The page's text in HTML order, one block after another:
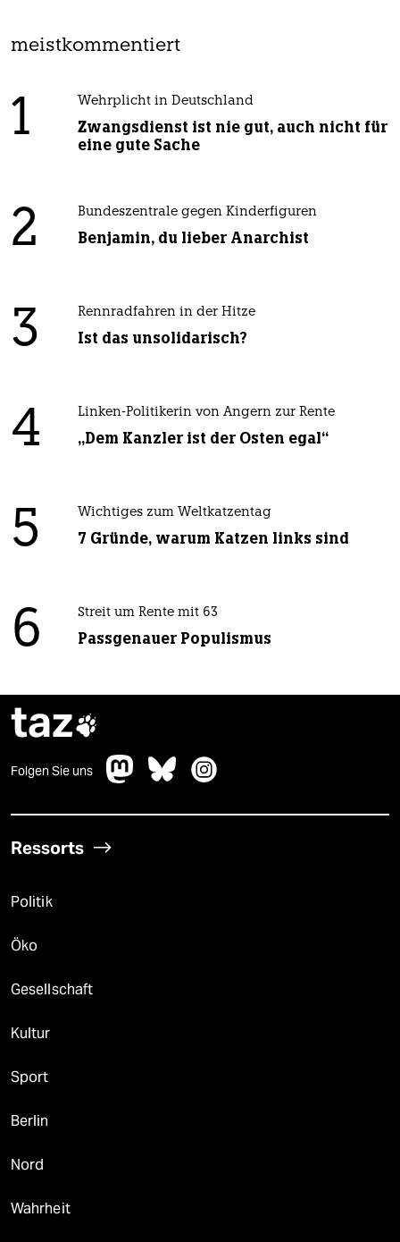
meistkommentiert
1 Wehrplicht in Deutschland
Zwangsdienst ist nie gut, auch nicht für
eine gute Sache
2 Bundeszentrale gegen Kinderfiguren
Benjamin, du lieber Anarchist
3 Rennradfahren in der Hitze
Ist das unsolidarisch?
4 Linken-Politikerin von Angern zur Rente
„Dem Kanzler ist der Osten egal“
5 Wichtiges zum Weltkatzentag
7 Gründe, warum Katzen links sind
6 Streit um Rente mit 63
Passgenauer Populismus
taz
Folgen Sie uns
Ressorts
Politik
Öko
Gesellschaft
Kultur
Sport
Berlin
Nord
Wahrheit